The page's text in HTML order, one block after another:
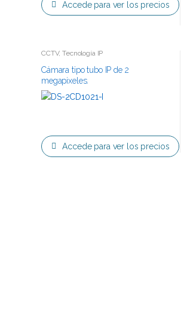
Accede para ver los precios
CCTV,Tecnología IP
Cámara tipo tubo IP de 2
megapixeles.
Accede para ver los precios